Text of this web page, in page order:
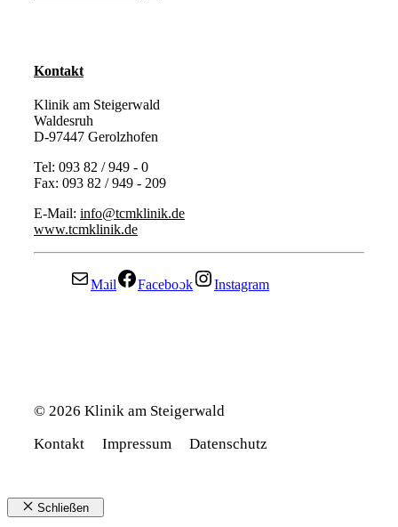
Kontakt
Klinik am Steigerwald
Waldesruh
D-97447 Gerolzhofen
Tel: 093 82 / 949 - 0
Fax: 093 82 / 949 - 209
E-Mail: info@tcmklinik.de
www.tcmklinik.de
Mail Facebook Instagram
© 2026 Klinik am Steigerwald
Kontakt
Impressum Datenschutz
Schließen